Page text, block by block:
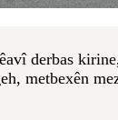
derbas
metbexên